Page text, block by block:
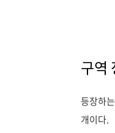
구역
등장하
개이다.